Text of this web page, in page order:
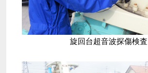
旋回台超音波探傷検査